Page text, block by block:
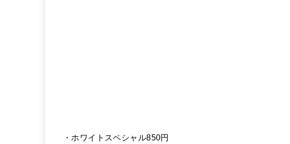
・ホワイトスペシャル850円